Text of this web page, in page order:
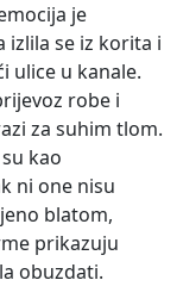
je
izlila se iz korita i
ulice u kanale.
robe i
za suhim tlom.
kao
ni one nisu
blatom,
prikazuju
obuzdati.